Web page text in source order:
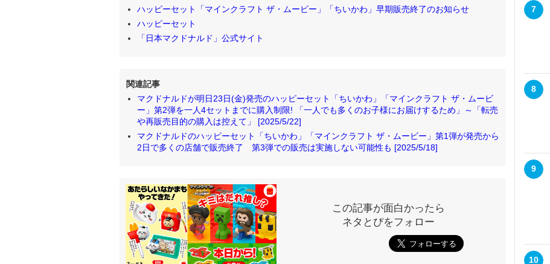
ハッピーセット「マインクラフト ザ・ムービー」「ちいかわ」早期販売終了のお知らせ
ハッピーセット
「日本マクドナルド」公式サイト
関連記事
マクドナルドが明日23日(金)発売のハッピーセット「ちいかわ」「マインクラフト ザ・ムービ
ー」第2弾を一人4セットまでに購入制限! 「一人でも多くのお子様にお届けするため」～「転売
や再販売目的の購入は控えて」 [2025/5/22]
マクドナルドのハッピーセット「ちいかわ」「マインクラフト ザ・ムービー」第1弾が発売から
2日で多くの店舗で販売終了 第3弾での販売は実施しない可能性も [2025/5/18]
この記事が面白かったら
ネタとぴをフォロー
7
8
9
10